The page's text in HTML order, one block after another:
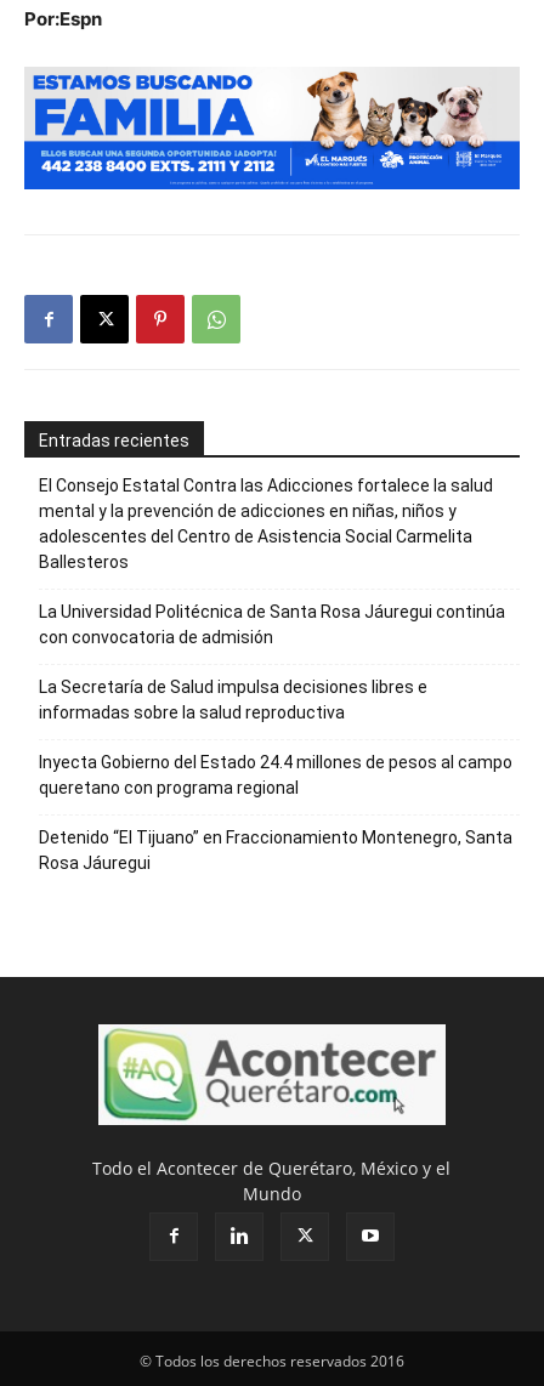
Por:Espn
Entradas recientes
El Consejo Estatal Contra las Adicciones fortalece la salud
mental y la prevención de adicciones en niñas, niños y
adolescentes del Centro de Asistencia Social Carmelita
Ballesteros
La Universidad Politécnica de Santa Rosa Jáuregui continúa
con convocatoria de admisión
La Secretaría de Salud impulsa decisiones libres e
informadas sobre la salud reproductiva
Inyecta Gobierno del Estado 24.4 millones de pesos al campo
queretano con programa regional
Detenido “El Tijuano” en Fraccionamiento Montenegro, Santa
Rosa Jáuregui
Todo el Acontecer de Querétaro, México y el
Mundo
© Todos los derechos reservados 2016